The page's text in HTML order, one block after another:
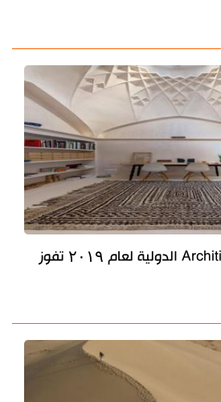
جائزة مؤسسة Architizer الدولية لعام ۲۰۱۹ تفوز